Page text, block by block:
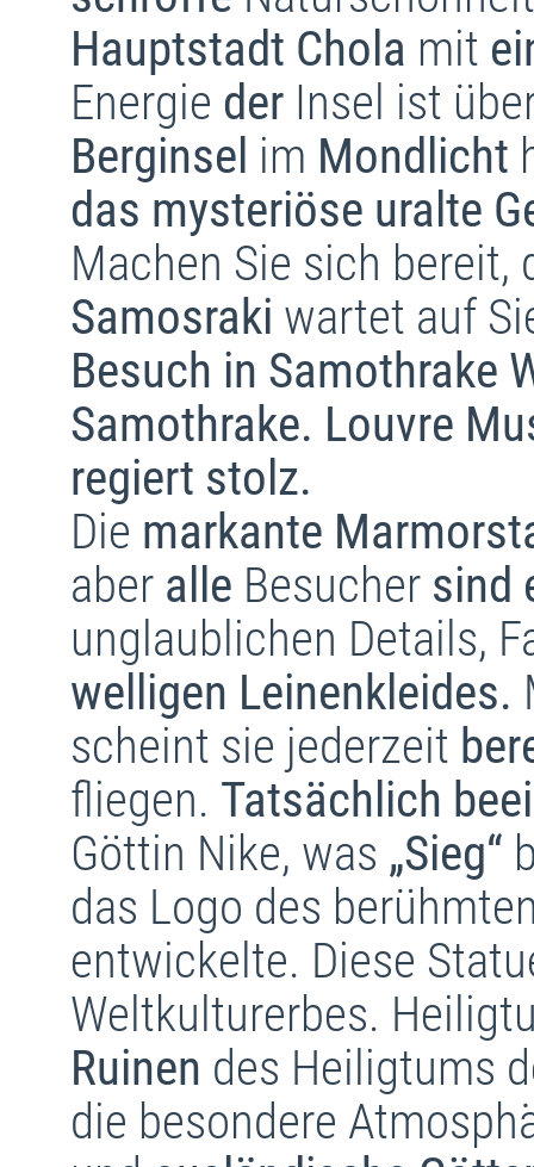
Hauptstadt Chola mit
Energie derInsel ist
Berginsel im Mondlicht
das mysteriöse uralte
Machen Sie sich
Samosraki wartet auf
Besuch in Samothrake
Samothrake. Louvre
regiert stolz.
Die markante
aber alle Besucher sind
unglaublichen Details,
welligen Leinenkleides.
scheint sie jederzeit
fliegen. Tatsächlich
Göttin Nike, was „Sieg“
das Logo des
entwickelte. Diese
Weltkulturerbes.
Ruinen des Heiligtums
die besondere